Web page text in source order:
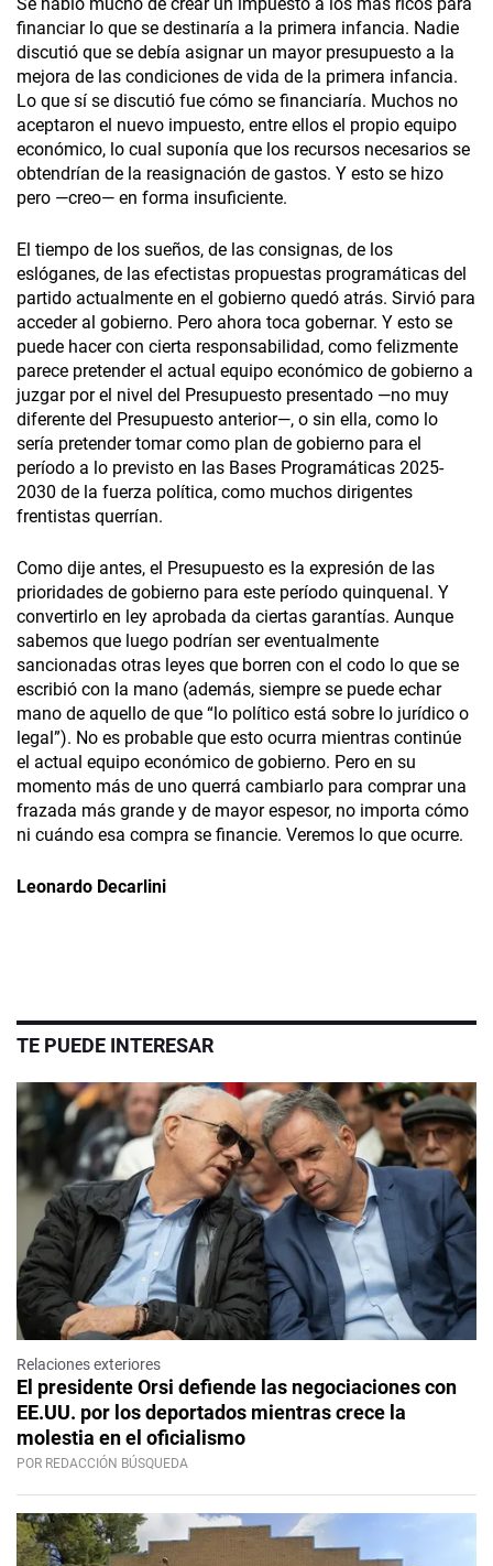
financiar lo que se destinaría a la primera infancia. Nadie
discutió que se debía asignar un mayor presupuesto a la
mejora de las condiciones de vida de la primera infancia.
Lo que sí se discutió fue cómo se financiaría. Muchos no
aceptaron el nuevo impuesto, entre ellos el propio equipo
económico, lo cual suponía que los recursos necesarios se
obtendrían de la reasignación de gastos. Y esto se hizo
pero —creo— en forma insuficiente.
El tiempo de los sueños, de las consignas, de los
eslóganes, de las efectistas propuestas programáticas del
partido actualmente en el gobierno quedó atrás. Sirvió para
acceder al gobierno. Pero ahora toca gobernar. Y esto se
puede hacer con cierta responsabilidad, como felizmente
parece pretender el actual equipo económico de gobierno a
juzgar por el nivel del Presupuesto presentado —no muy
diferente del Presupuesto anterior—, o sin ella, como lo
sería pretender tomar como plan de gobierno para el
período a lo previsto en las Bases Programáticas 2025-
2030 de la fuerza política, como muchos dirigentes
frentistas querrían.
Como dije antes, el Presupuesto es la expresión de las
prioridades de gobierno para este período quinquenal. Y
convertirlo en ley aprobada da ciertas garantías. Aunque
sabemos que luego podrían ser eventualmente
sancionadas otras leyes que borren con el codo lo que se
escribió con la mano (además, siempre se puede echar
mano de aquello de que “lo político está sobre lo jurídico o
legal”). No es probable que esto ocurra mientras continúe
el actual equipo económico de gobierno. Pero en su
momento más de uno querrá cambiarlo para comprar una
frazada más grande y de mayor espesor, no importa cómo
ni cuándo esa compra se financie. Veremos lo que ocurre.
Leonardo Decarlini
TE PUEDE INTERESAR
Relaciones exteriores
El presidente Orsi defiende las negociaciones con
EE.UU. por los deportados mientras crece la
molestia en el oficialismo
POR REDACCIÓN BÚSQUEDA